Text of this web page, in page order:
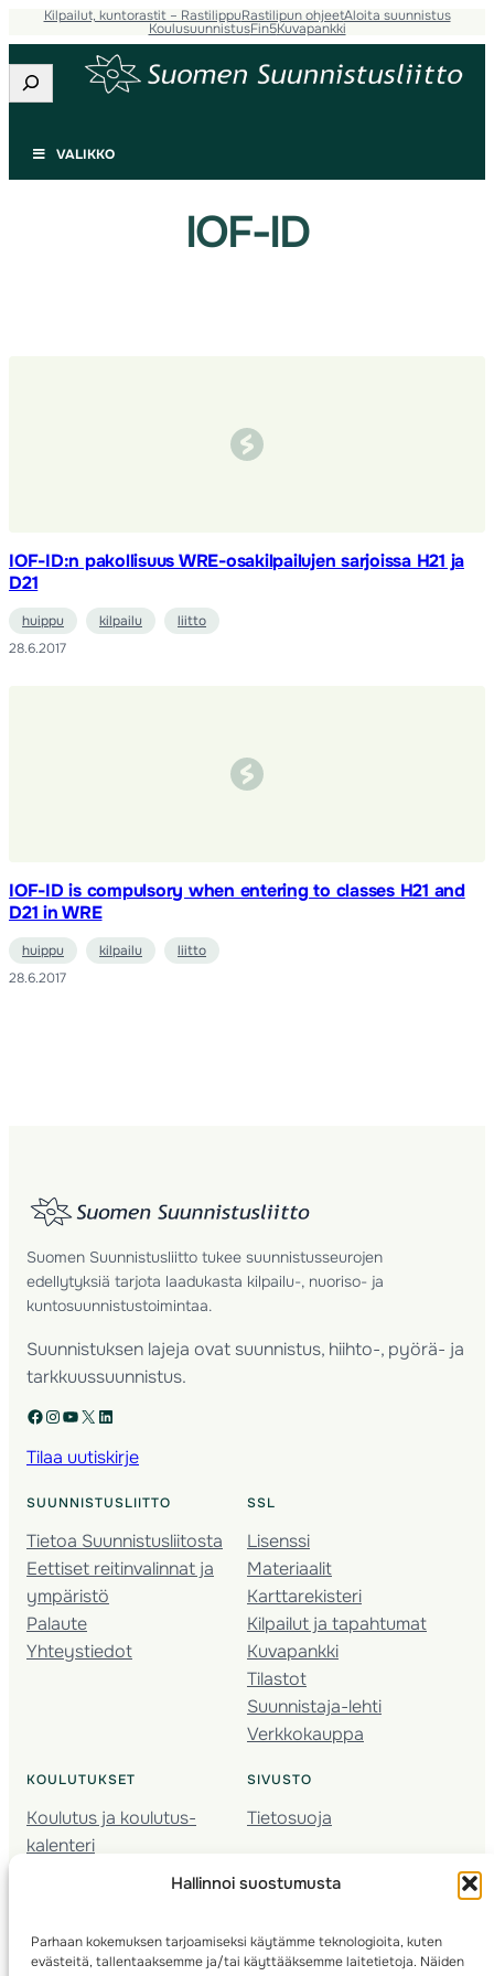
Hallinnoi suostumusta
Parhaan kokemuksen tarjoamiseksi käytämme teknologioita, kuten
evästeitä, tallentaaksemme ja/tai käyttääksemme laitetietoja. Näiden
Siirry
sisältöön
Kilpailut, kuntorastit – RastilippuRastilipun ohjeetAloita suunnistus
KoulusuunnistusFin5Kuvapankki
Etsi
VALIKKO
IOF-ID
IOF-ID:n pakollisuus WRE-osakilpailujen sarjoissa H21 ja
D21
huippu kilpailu
liitto
28.6.2017
IOF-ID is compulsory when entering to classes H21 and
D21 in WRE
huippu kilpailu
liitto
28.6.2017
Suomen Suunnistusliitto tukee suunnistusseurojen
edellytyksiä tarjota laadukasta kilpailu-, nuoriso- ja
kuntosuunnistustoimintaa.
Suunnistuksen lajeja ovat suunnistus, hiihto-, pyörä- ja
tarkkuussuunnistus.
Facebook Instagram YouTube X LinkedIn
Tilaa uutiskirje
SUUNNISTUSLIITTO
Tietoa Suunnistusliitosta
Eettiset reitinvalinnat ja
ympäristö
Palaute
Yhteystiedot
SSL
Lisenssi
Materiaalit
Karttarekisteri
Kilpailut ja tapahtumat
Kuvapankki
Tilastot
Suunnistaja-lehti
Verkkokauppa
KOULUTUKSET
Koulutus ja koulutus­
kalenteri
Nuorison koulutukset
Kartoitus
SIVUSTO
Tietosuoja